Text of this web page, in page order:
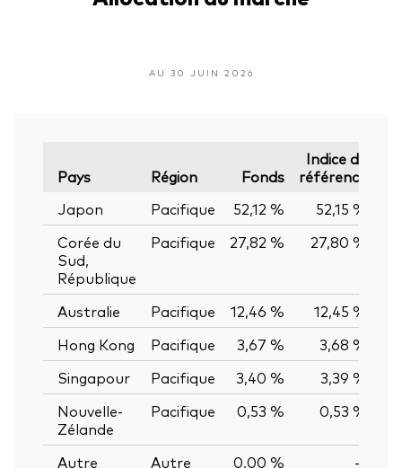
AU 30 JUIN 2026
Pays Région Fonds
Indice de
référence
Japon Pacifique 52,12 % 52,15 %
Corée du
Sud,
République
Pacifique 27,82 % 27,80 %
Australie Pacifique 12,46 % 12,45 %
Hong Kong
Pacifique 3,67 % 3,68 %
Singapour
Pacifique 3,40 % 3,39 %
Nouvelle-
Zélande
Pacifique 0,53 % 0,53 %
Autre Autre 0,00 % —